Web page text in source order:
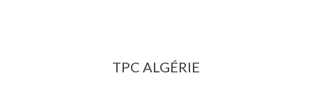
TPC ALGÉRIE